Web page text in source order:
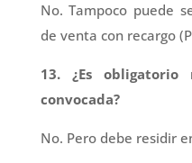
No. Tampoco puede
de venta con recargo
13. ¿Es
convocada?
No. Pero debe residir